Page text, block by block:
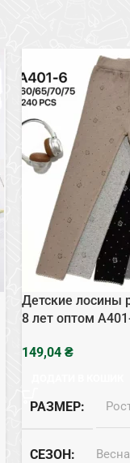
Детские лосины
8 лет оптом
₴
РАЗМЕР
СЕЗОН